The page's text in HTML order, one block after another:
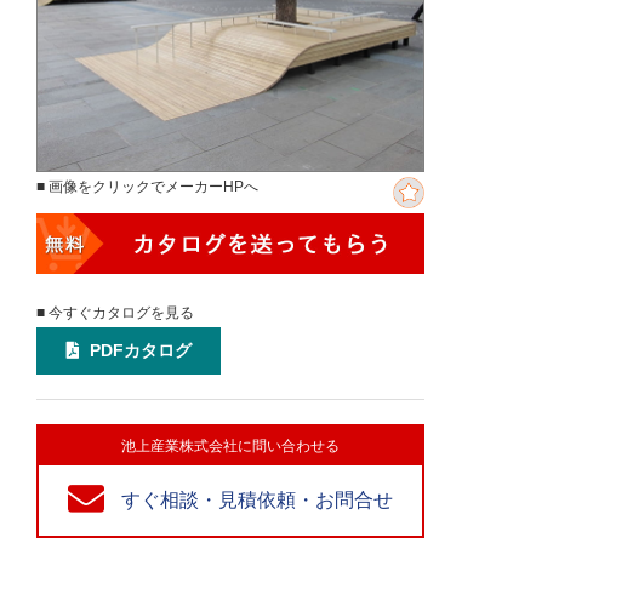
■ 画像をクリックでメーカーHPへ
■ 今すぐカタログを見る
PDFカタログ
池上産業株式会社に問い合わせる
すぐ相談・見積依頼・お問合せ